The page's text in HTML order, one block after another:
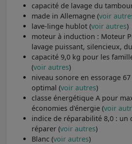
capacité de lavage du
made in Allemagne (voir
lave-linge hublot (voir autres)
moteur à induction : Moteur
lavage puissant, silencieux,
capacité 9,0 kg pour les
(voir autres)
niveau sonore en essorage
optimal (voir autres)
classe énergétique A pour
économies d'énergie (voir
indice de réparabilité 8,0 : un
réparer (voir autres)
Blanc (voir autres)